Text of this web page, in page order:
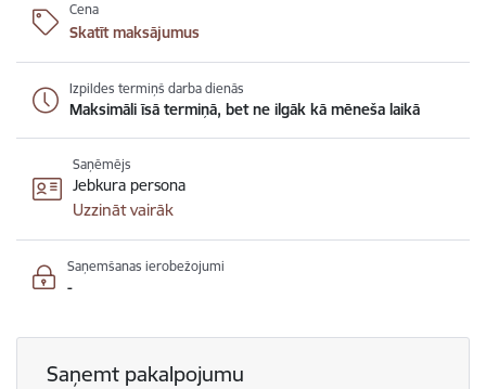
Cena
Skatīt maksājumus
Izpildes termiņš darba dienās
Maksimāli īsā termiņā, bet ne ilgāk kā mēneša laikā
Saņēmējs
Jebkura persona
Uzzināt vairāk
Saņemšanas ierobežojumi
-
Saņemt pakalpojumu